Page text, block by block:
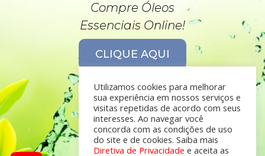
Compre Óleos
Essenciais Online!
CLIQUE AQUI
Utilizamos cookies para melhorar
sua experiência em nossos serviços e
visitas repetidas de acordo com seus
interesses. Ao navegar você
concorda com as condições de uso
do site e de cookies. Saiba mais
Diretiva de Privacidade e aceita as